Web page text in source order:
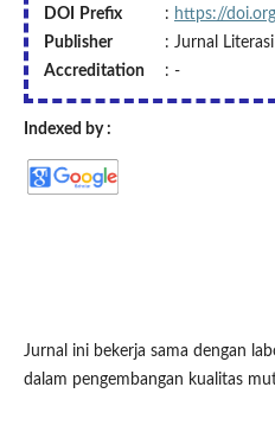
DOI Prefix : https://
Publisher
: Jurnal
Accreditation
: -
Indexed by :
Jurnal ini bekerja sama dengan
dalam pengembangan kualitas